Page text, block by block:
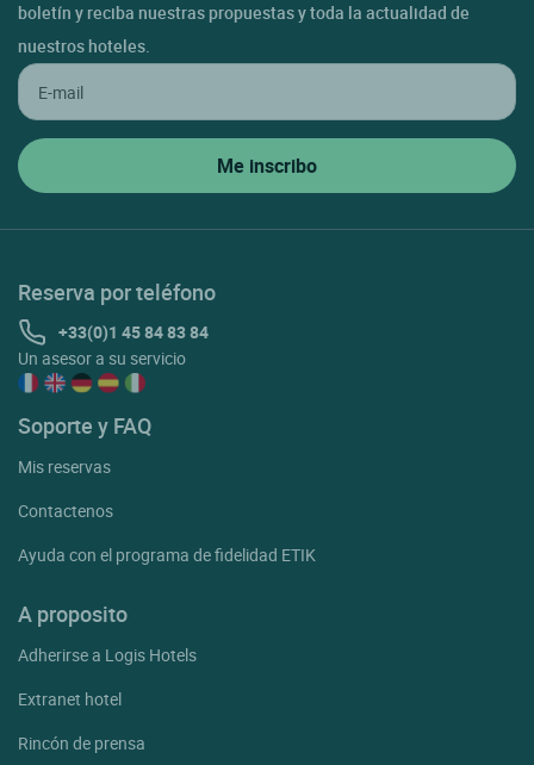
boletín y reciba nuestras propuestas y toda la actualidad de
nuestros hoteles.
Reserva por teléfono
+33(0)1 45 84 83 84
Un asesor a su servicio
Soporte y FAQ
Mis reservas
Contactenos
Ayuda con el programa de fidelidad ETIK
A proposito
Adherirse a Logis Hotels
Extranet hotel
Rincón de prensa